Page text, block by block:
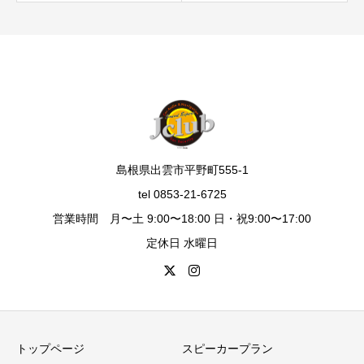
島根県出雲市平野町555-1
tel 0853-21-6725
営業時間 月〜土 9:00〜18:00 日・祝9:00〜17:00
定休日 水曜日
トップページ スピーカープラン